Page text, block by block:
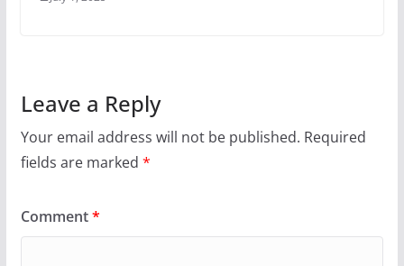
Leave a Reply
Your email address will not be published. Required
fields are marked *
Comment*